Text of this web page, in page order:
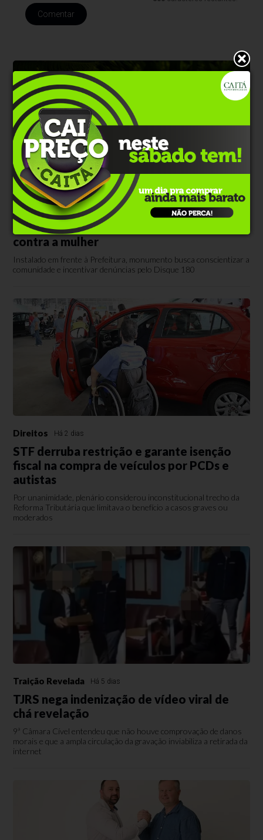
Comentar
Direito das Mulheres Há 8 horas
Protásio Alves inaugura Banco Vermelho
como símbolo no combate à violência
contra a mulher
Instalado em frente à Prefeitura, monumento busca conscientizar a
comunidade e incentivar denúncias pelo Disque 180
Direitos Há 2 dias
STF derruba restrição e garante isenção
fiscal na compra de veículos por PCDs e
autistas
Por unanimidade, plenário considerou inconstitucional trecho da
Reforma Tributária que limitava o benefício a casos graves ou
moderados
Traição Revelada Há 5 dias
TJRS nega indenização de vídeo viral de
chá revelação
9ª Câmara Cível entendeu que não houve comprovação de danos
morais e que a ampla circulação da gravação inviabiliza a retirada da
internet